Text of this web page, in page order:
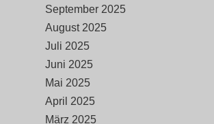
September 2025
August 2025
Juli 2025
Juni 2025
Mai 2025
April 2025
März 2025